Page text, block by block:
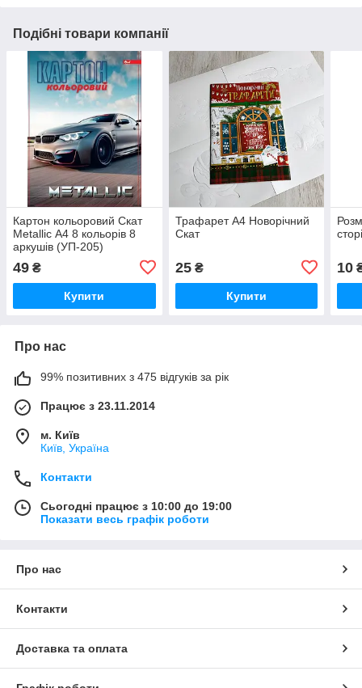
Подібні товари компанії
Картон кольоровий Скат
Metallic А4 8 кольорів 8
аркушів (УП-205)
49 ₴
Купити
Трафарет А4 Новорічний
Скат
25₴
Купити
10
Про нас
99% позитивних з 475 відгуків за рік
Працює з 23.11.2014
м. Київ
Київ, Україна
Контакти
Сьогодні працює з 10:00 до 19:00
Показати весь графік роботи
Про нас
Контакти
Доставка та оплата